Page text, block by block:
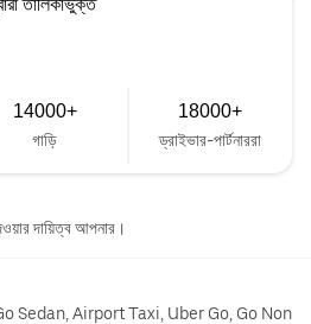
তালিকাভুক্ত
14000+
গাড়ি
18000+
ড্রাইভার-পার্টনাররা
দায়িত্ব আপনার।
Sedan, Airport Taxi, Uber Go, Go Non